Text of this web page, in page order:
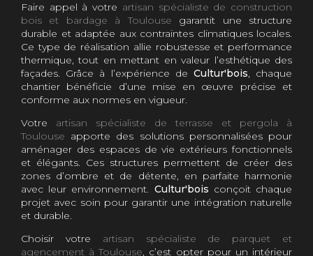
Faire appel à votre artisan spécialiste de construction
bois et bardage à Toulouse garantit une structure
durable et adaptée aux contraintes climatiques locales.
Ce type de réalisation allie robustesse et performance
thermique, tout en mettant en valeur l’esthétique des
façades. Grâce à l’expérience de Cultur'bois, chaque
chantier bénéficie d’une mise en œuvre précise et
conforme aux normes en vigueur.
Votre artisan spécialiste de terrasse et pergola à
Toulouse apporte des solutions personnalisées pour
aménager des espaces de vie extérieurs fonctionnels
et élégants. Ces structures permettent de créer des
zones d’ombre et de détente, en parfaite harmonie
avec leur environnement. Cultur'bois conçoit chaque
projet avec soin pour garantir une intégration naturelle
et durable.
Choisir votre artisan spécialiste de parquet et
agencement à Toulouse, c’est opter pour un intérieur